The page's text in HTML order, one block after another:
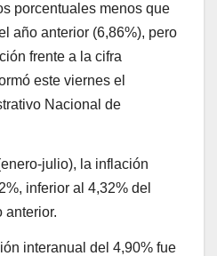
porcentuales menos que
año anterior (6,86%), pero
frente a la cifra
este viernes el
Nacional de
julio), la inflación
inferior al 4,32% del
anterior.
interanual del 4,90% fue